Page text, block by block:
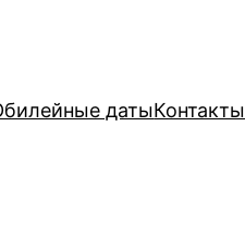
датыКонтакты